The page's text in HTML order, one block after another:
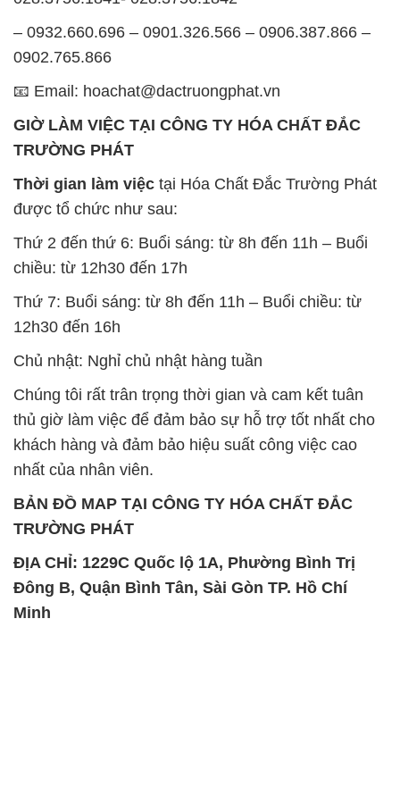
– 0932.660.696 – 0901.326.566 – 0906.387.866 –
0902.765.866
📧 Email: hoachat@dactruongphat.vn
GIỜ LÀM VIỆC TẠI CÔNG TY HÓA CHẤT ĐẮC
TRƯỜNG PHÁT
Thời gian làm việc tại Hóa Chất Đắc Trường Phát
được tổ chức như sau:
Thứ 2 đến thứ 6: Buổi sáng: từ 8h đến 11h – Buổi
chiều: từ 12h30 đến 17h
Thứ 7: Buổi sáng: từ 8h đến 11h – Buổi chiều: từ
12h30 đến 16h
Chủ nhật: Nghỉ chủ nhật hàng tuần
Chúng tôi rất trân trọng thời gian và cam kết tuân
thủ giờ làm việc để đảm bảo sự hỗ trợ tốt nhất cho
khách hàng và đảm bảo hiệu suất công việc cao
nhất của nhân viên.
BẢN ĐỒ MAP TẠI CÔNG TY HÓA CHẤT ĐẮC
TRƯỜNG PHÁT
ĐỊA CHỈ: 1229C Quốc lộ 1A, Phường Bình Trị
Đông B, Quận Bình Tân, Sài Gòn TP. Hồ Chí
Minh